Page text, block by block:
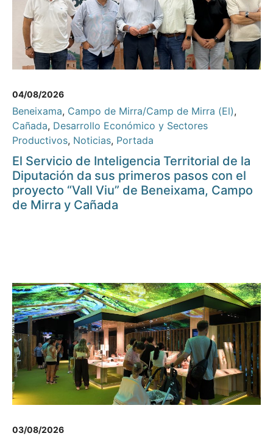
04/08/2026
Beneixama, Campo de Mirra/Camp de Mirra (El),
Cañada, Desarrollo Económico y Sectores
Productivos, Noticias, Portada
El Servicio de Inteligencia Territorial de la
Diputación da sus primeros pasos con el
proyecto “Vall Viu” de Beneixama, Campo
de Mirra y Cañada
03/08/2026